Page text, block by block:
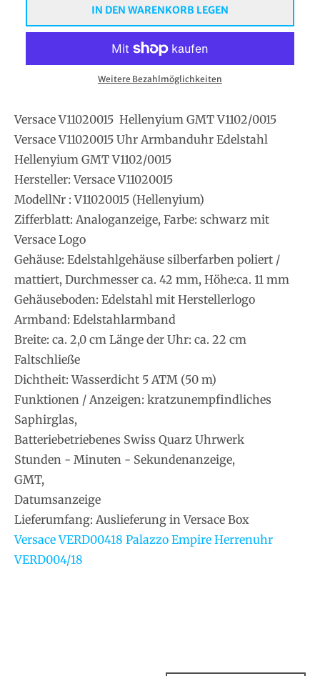
IN DEN WARENKORB LEGEN
Weitere Bezahlmöglichkeiten
Versace V11020015 Hellenyium GMT V1102/0015
Versace V11020015 Uhr Armbanduhr Edelstahl
Hellenyium GMT V1102/0015
Hersteller: Versace V11020015
ModellNr : V11020015 (Hellenyium)
Zifferblatt: Analoganzeige, Farbe: schwarz mit
Versace Logo
Gehäuse: Edelstahlgehäuse silberfarben poliert /
mattiert, Durchmesser ca. 42 mm, Höhe:ca. 11 mm
Gehäuseboden: Edelstahl mit Herstellerlogo
Armband: Edelstahlarmband
Breite: ca. 2,0 cm Länge der Uhr: ca. 22 cm
Faltschließe
Dichtheit: Wasserdicht 5 ATM (50 m)
Funktionen / Anzeigen: kratzunempfindliches
Saphirglas,
Batteriebetriebenes Swiss Quarz Uhrwerk
Stunden - Minuten - Sekundenanzeige,
GMT,
Datumsanzeige
Lieferumfang: Auslieferung in Versace Box
Versace VERD00418 Palazzo Empire Herrenuhr
VERD004/18